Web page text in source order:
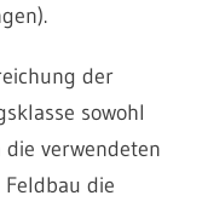
der
sowohl
verwendeten
die